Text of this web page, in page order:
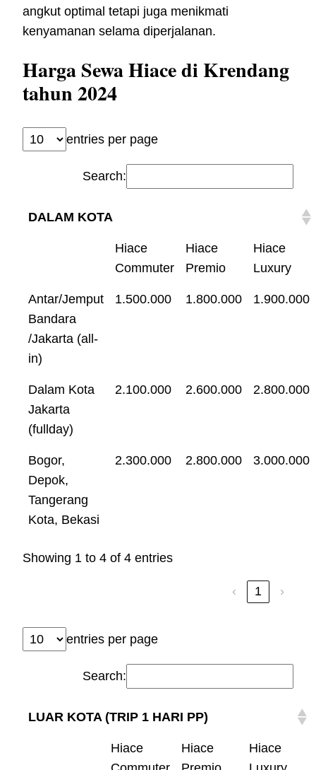
angkut optimal tetapi juga menikmati
kenyamanan selama diperjalanan.
Harga Sewa Hiace di Krendang
tahun 2024
entries per page
Search:
DALAM KOTA
Hiace
Commuter
Hiace
Premio
Hiace
Luxury
Antar/Jemput
Bandara
/Jakarta (all-
in)
1.500.000 1.800.000 1.900.000
Dalam Kota
Jakarta
(fullday)
2.100.000 2.600.000 2.800.000
Bogor,
Depok,
Tangerang
Kota, Bekasi
2.300.000 2.800.000 3.000.000
Showing 1 to 4 of 4 entries
‹ 1 ›
entries per page
Search:
LUAR KOTA (TRIP 1 HARI PP)
Hiace
Hiace
Hiace